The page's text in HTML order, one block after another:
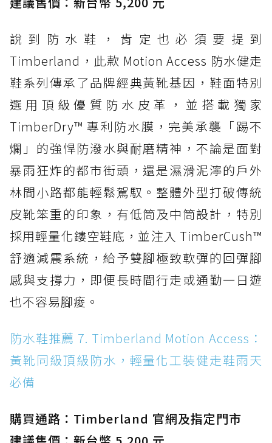
說到防水鞋，肯定也必須要提到
Timberland，此款 Motion Access 防水健走
鞋系列傳承了品牌經典黃靴基因，鞋面特別
選用頂級優質防水皮革，並搭載獨家
TimberDry™ 專利防水膜，完美承襲「踢不
爛」的強悍防潑水與耐磨精神，不論是面對
暴雨狂炸的都市街頭，還是濕滑泥濘的戶外
林間小路都能輕鬆駕馭。整體外型打破傳統
皮靴笨重的印象，有低筒及中筒設計，特別
採用輕量化鏤空鞋底，並注入 TimberCush™
舒適減震系統，給予雙腳極致軟彈的回彈腳
感與支撐力，即便長時間行走或通勤一日遊
也不容易腳痠。
防水鞋推薦 7. Timberland Motion Access：
黃靴同級頂級防水，輕量化工裝健走鞋雨天
必備
購買通路：Timberland 官網及指定門市